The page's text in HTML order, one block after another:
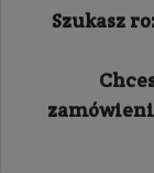
Szukasz